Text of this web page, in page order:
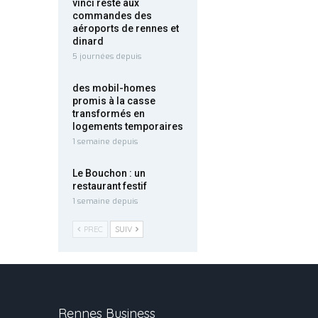
vinci reste aux
commandes des
aéroports de rennes et
dinard
5 journées depuis
des mobil-homes
promis à la casse
transformés en
logements temporaires
1 semaine depuis
Le Bouchon : un
restaurant festif
1 semaine depuis
PREC SUIV
Rennes Business